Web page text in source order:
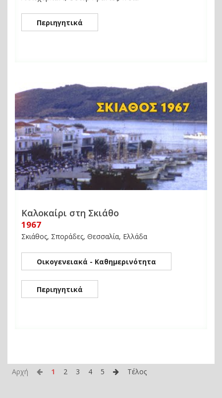
Περιηγητικά
Καλοκαίρι στη Σκιάθο
1967
Σκιάθος, Σποράδες, Θεσσαλία, Ελλάδα
Οικογενειακά - Καθημερινότητα
Περιηγητικά
Αρχή 1 2 3 4 5 Τέλος